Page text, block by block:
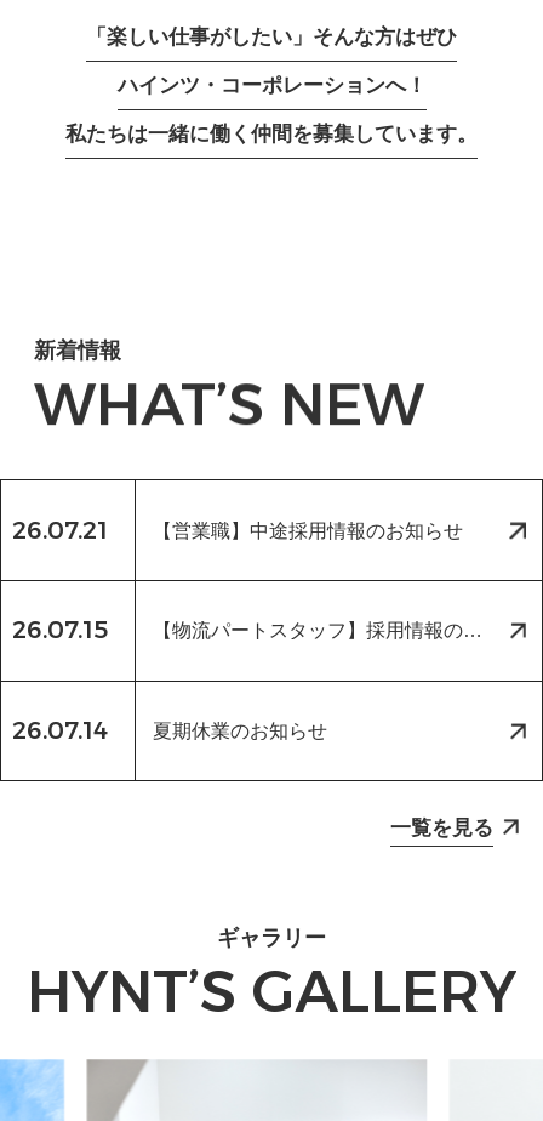
「楽しい仕事がしたい」そんな方はぜひ
ハインツ・コーポレーションへ！
私たちは一緒に働く仲間を募集しています。
新着情報
WHAT’S NEW
26.07.21 【営業職】中途採用情報のお知らせ
26.07.15
【物流パートスタッフ】採用情報のお
26.07.14 夏期休業のお知らせ
一覧を見る
ギャラリー
HYNT’S GALLERY